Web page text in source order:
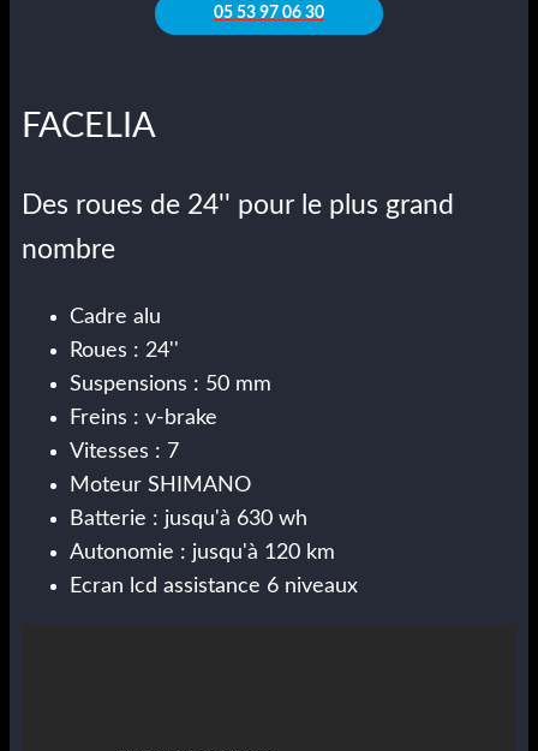
05 53 97 06 30
FACELIA
Des roues de 24'' pour le plus grand
nombre
Cadre alu
Roues : 24''
Suspensions : 50 mm
Freins : v-brake
Vitesses : 7
Moteur SHIMANO
Batterie : jusqu'à 630 wh
Autonomie : jusqu'à 120 km
Ecran lcd assistance 6 niveaux